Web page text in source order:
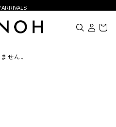
ARRIVALS
ポイントプレゼント
業務休業のお知らせ
せん。